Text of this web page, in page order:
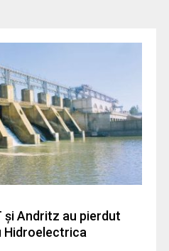
şi Andritz au pierdut
Hidroelectrica